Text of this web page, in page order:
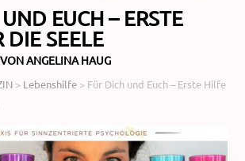
EUCH – ERSTE
DIE SEELE
ANGELINA HAUG
> Lebenshilfe > Für Dich und Euch – Erste Hilfe